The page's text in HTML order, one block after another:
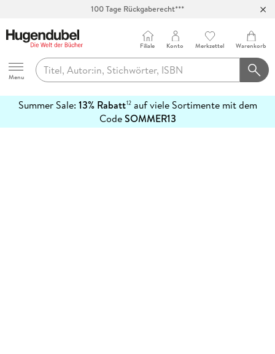
100 Tage Rückgaberecht***
Hugendubel
Menu
Filiale Konto Merkzettel Warenkorb
Summer Sale: 13% Rabatt12auf viele Sortimente mit dem
CodeSOMMER13
erfahren